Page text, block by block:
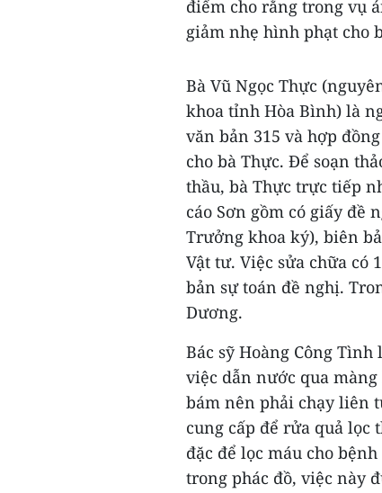
điểm cho rằng trong vụ
giảm nhẹ hình phạt cho
Bà Vũ Ngọc Thực
khoa tỉnh Hòa Bình) là
văn bản 315 và hợp
cho bà Thực. Để soạn
thầu, bà Thực trực tiếp
cáo Sơn gồm có giấy đề
Trưởng khoa ký), biên
Vật tư. Việc sửa chữa có
bản sự toán đề nghị.
Dương.
Bác sỹ Hoàng Công
việc dẫn nước qua
bám nên phải chạy liên
cung cấp để rửa quả lọc
đặc để lọc máu cho
trong phác đồ, việc này